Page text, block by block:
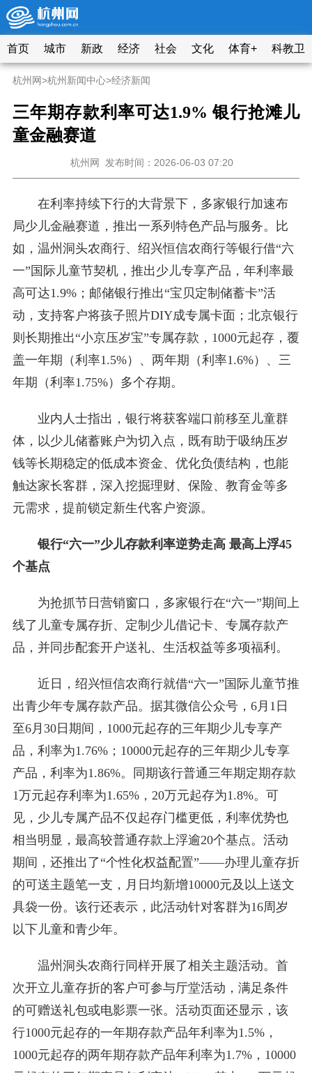
首页 城市 新政 经济 社会 文化 体育+ 科教卫
杭州网>杭州新闻中心>经济新闻
三年期存款利率可达1.9% 银行抢滩儿
童金融赛道
杭州网 发布时间：2026-06-03 07:20
在利率持续下行的大背景下，多家银行加速布
局少儿金融赛道，推出一系列特色产品与服务。比
如，温州洞头农商行、绍兴恒信农商行等银行借“六
一”国际儿童节契机，推出少儿专享产品，年利率最
高可达1.9%；邮储银行推出“宝贝定制储蓄卡”活
动，支持客户将孩子照片DIY成专属卡面；北京银行
则长期推出“小京压岁宝”专属存款，1000元起存，覆
盖一年期（利率1.5%）、两年期（利率1.6%）、三
年期（利率1.75%）多个存期。
业内人士指出，银行将获客端口前移至儿童群
体，以少儿储蓄账户为切入点，既有助于吸纳压岁
钱等长期稳定的低成本资金、优化负债结构，也能
触达家长客群，深入挖掘理财、保险、教育金等多
元需求，提前锁定新生代客户资源。
银行“六一”少儿存款利率逆势走高 最高上浮45
个基点
为抢抓节日营销窗口，多家银行在“六一”期间上
线了儿童专属存折、定制少儿借记卡、专属存款产
品，并同步配套开户送礼、生活权益等多项福利。
近日，绍兴恒信农商行就借“六一”国际儿童节推
出青少年专属存款产品。据其微信公众号，6月1日
至6月30日期间，1000元起存的三年期少儿专享产
品，利率为1.76%；10000元起存的三年期少儿专享
产品，利率为1.86%。同期该行普通三年期定期存款
1万元起存利率为1.65%，20万元起存为1.8%。可
见，少儿专属产品不仅起存门槛更低，利率优势也
相当明显，最高较普通存款上浮逾20个基点。活动
期间，还推出了“个性化权益配置”——办理儿童存折
的可送主题笔一支，月日均新增10000元及以上送文
具袋一份。该行还表示，此活动针对客群为16周岁
以下儿童和青少年。
温州洞头农商行同样开展了相关主题活动。首
次开立儿童存折的客户可参与厅堂活动，满足条件
的可赠送礼包或电影票一张。活动页面还显示，该
行1000元起存的一年期存款产品年利率为1.5%，
1000元起存的两年期存款产品年利率为1.7%，10000